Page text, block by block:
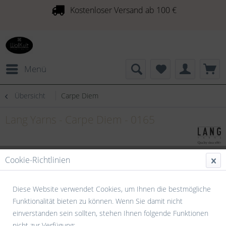
Kostenloser Versand ab 100 €
Menü
Übersicht Carpe Diem
Cookie-Richtlinien
Diese Website verwendet Cookies, um Ihnen die bestmögliche
Funktionalität bieten zu können. Wenn Sie damit nicht
einverstanden sein sollten, stehen Ihnen folgende Funktionen